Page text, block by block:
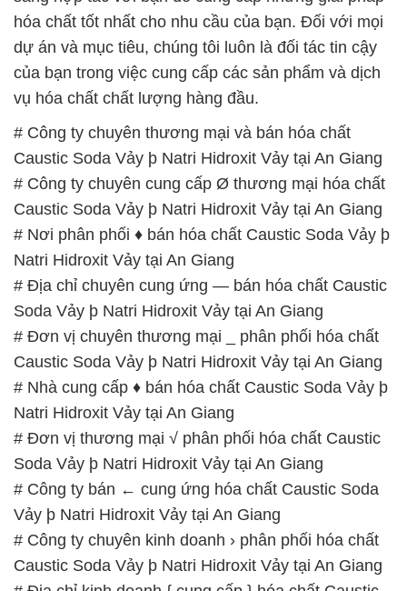
# Công ty chuyên thương mại và bán hóa chất
Caustic Soda Vảy þ Natri Hidroxit Vảy tại An Giang
# Công ty chuyên cung cấp Ø thương mại hóa chất
Caustic Soda Vảy þ Natri Hidroxit Vảy tại An Giang
# Nơi phân phối ♦ bán hóa chất Caustic Soda Vảy þ
Natri Hidroxit Vảy tại An Giang
# Địa chỉ chuyên cung ứng — bán hóa chất Caustic
Soda Vảy þ Natri Hidroxit Vảy tại An Giang
# Đơn vị chuyên thương mại _ phân phối hóa chất
Caustic Soda Vảy þ Natri Hidroxit Vảy tại An Giang
# Nhà cung cấp ♦ bán hóa chất Caustic Soda Vảy þ
Natri Hidroxit Vảy tại An Giang
# Đơn vị thương mại √ phân phối hóa chất Caustic
Soda Vảy þ Natri Hidroxit Vảy tại An Giang
# Công ty bán ← cung ứng hóa chất Caustic Soda
Vảy þ Natri Hidroxit Vảy tại An Giang
# Công ty chuyên kinh doanh › phân phối hóa chất
Caustic Soda Vảy þ Natri Hidroxit Vảy tại An Giang
# Địa chỉ kinh doanh { cung cấp } hóa chất Caustic
Soda Vảy þ Natri Hidroxit Vảy tại An Giang
# Đơn vị chuyên cung cấp → thương mại hóa chất
Caustic Soda Vảy þ Natri Hidroxit Vảy tại An Giang